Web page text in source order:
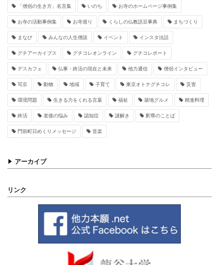
「僧侶の生き方」名言集 いのち お寺のホームページ事例集
お寺の活動事例集 お寺巡り くらしの仏教語豆事典 まちづくり
まなび みんなの人生僧談 イベント インスタ法話
グチアーカイブス グチコレオンライン グチコレポート
デスカフェ 仏事・終活の現在と未来 他力通信 僧侶インタビュー
写京 動物 地域 子育て 東京オトナグチコレ 災害
環境問題 生きる力をくれる言葉 福祉 築地グルメ 精進料理
終活 老後の悩み 認知症 謎解き 釈尊のことば
門前町日めくりメッセージ 音楽
アーカイブ
リンク